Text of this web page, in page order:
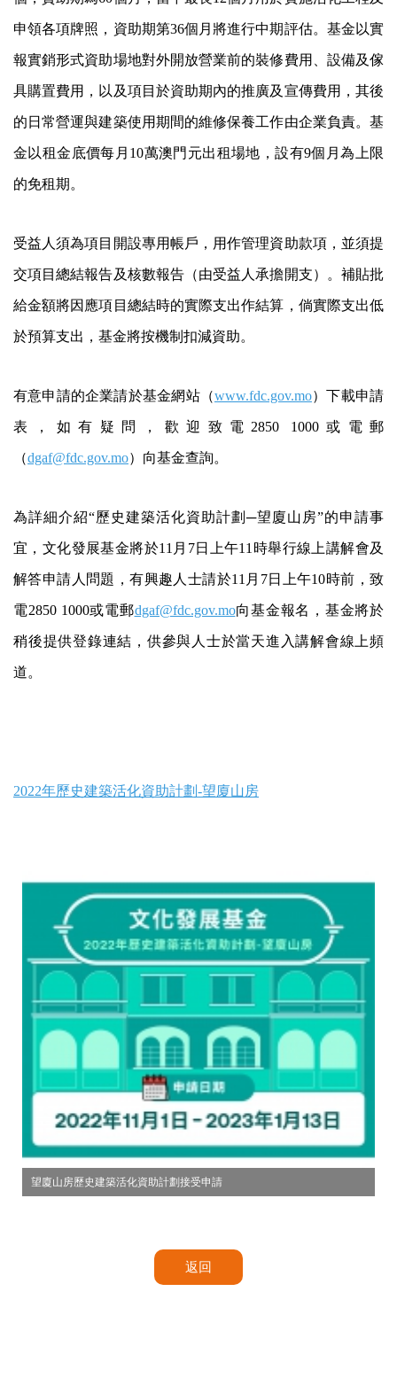
申領各項牌照，資助期第36個月將進行中期評估。基金以實
報實銷形式資助場地對外開放營業前的裝修費用、設備及傢
具購置費用，以及項目於資助期內的推廣及宣傳費用，其後
的日常營運與建築使用期間的維修保養工作由企業負責。基
金以租金底價每月10萬澳門元出租場地，設有9個月為上限
的免租期。
受益人須為項目開設專用帳戶，用作管理資助款項，並須提
交項目總結報告及核數報告（由受益人承擔開支）。補貼批
給金額將因應項目總結時的實際支出作結算，倘實際支出低
於預算支出，基金將按機制扣減資助。
有意申請的企業請於基金網站（www.fdc.gov.mo）下載申請
表，如有疑問，歡迎致電2850 1000或電郵
（dgaf@fdc.gov.mo）向基金查詢。
為詳細介紹“歷史建築活化資助計劃─望廈山房”的申請事
宜，文化發展基金將於11月7日上午11時舉行線上講解會及
解答申請人問題，有興趣人士請於11月7日上午10時前，致
電2850 1000或電郵dgaf@fdc.gov.mo向基金報名，基金將於
稍後提供登錄連結，供參與人士於當天進入講解會線上頻
道。
2022年歷史建築活化資助計劃-望廈山房
望廈山房歷史建築活化資助計劃接受申請
返回